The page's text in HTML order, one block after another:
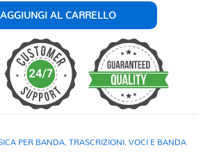
AGGIUNGI AL CARRELLO
PER BANDA,TRASCRIZIONI,VOCI E BANDA